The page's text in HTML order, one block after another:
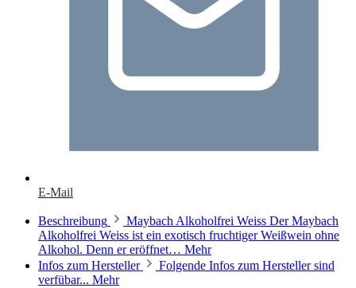
E-Mail
Beschreibung
Maybach Alkoholfrei Weiss Der Maybach
Alkoholfrei Weiss ist ein exotisch fruchtiger Weißwein ohne
Alkohol. Denn er eröffnet… Mehr
Infos zum Hersteller
Folgende Infos zum Hersteller sind
verfübar... Mehr